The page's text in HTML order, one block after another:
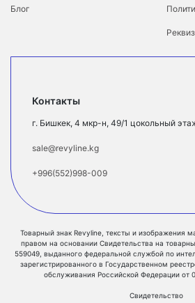
Блог
Контакты
г. Бишкек, 4 мкр-н, 49/1 цокольный
sale@revyline.kg
+996(552)998-009
Товарный знак Revyline, тексты и изображения
правом на основании Свидетельства на
559049, выданного федеральной службой по
зарегистрированного в Государственном
обслуживания Российской Федерации от
Свидетельство